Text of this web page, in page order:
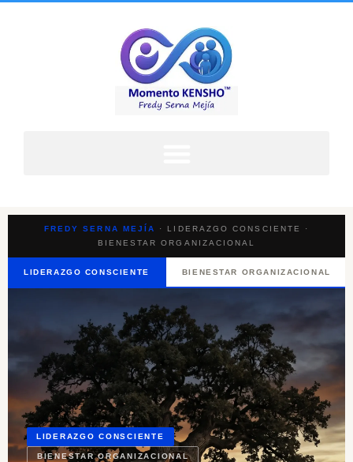
FREDY SERNA MEJÍA
· LIDERAZGO CONSCIENTE ·
BIENESTAR ORGANIZACIONAL
LIDERAZGO CONSCIENTE BIENESTAR ORGANIZACIONAL
LIDERAZGO CONSCIENTE
BIENESTAR ORGANIZACIONAL